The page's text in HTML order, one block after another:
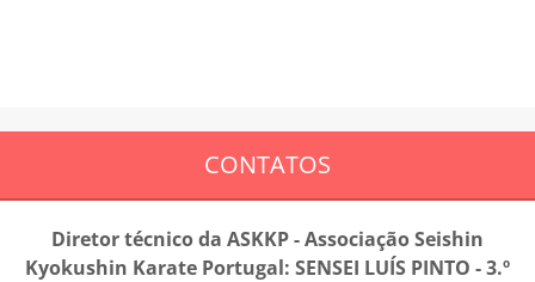
CONTATOS
Diretor técnico da ASKKP - Associação Seishin
Kyokushin Karate Portugal: SENSEI LUÍS PINTO - 3.º